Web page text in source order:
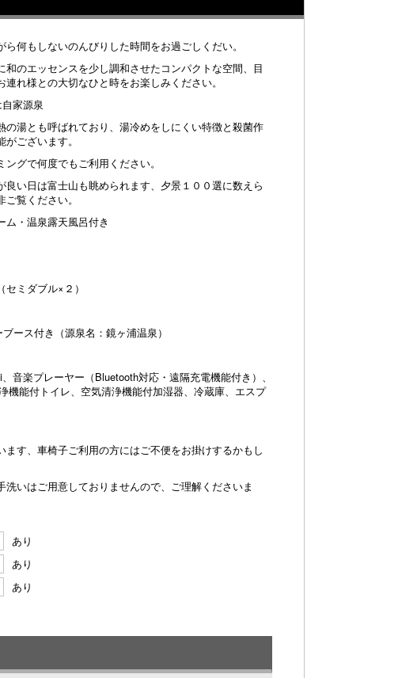
何もしないのんびりした時間をお過ごしくだい。
和のエッセンスを少し調和させたコンパクトな空間、目
れ様との大切なひと時をお楽しみください。
家源泉
の湯とも呼ばれており、湯冷めをしにくい特徴と殺菌作
ございます。
グで何度でもご利用ください。
良い日は富士山も眺められます、夕景１００選に数えら
覧ください。
ム・温泉露天風呂付き
セミダブル×２）
ース付き（源泉名：鏡ヶ浦温泉）
音楽プレーヤー（Bluetooth対応・遠隔充電機能付き）、
機能付トイレ、空気清浄機能付加湿器、冷蔵庫、エスプ
ます、車椅子ご利用の方にはご不便をお掛けするかもし
洗いはご用意しておりませんので、ご理解くださいま
あり
あり
あり